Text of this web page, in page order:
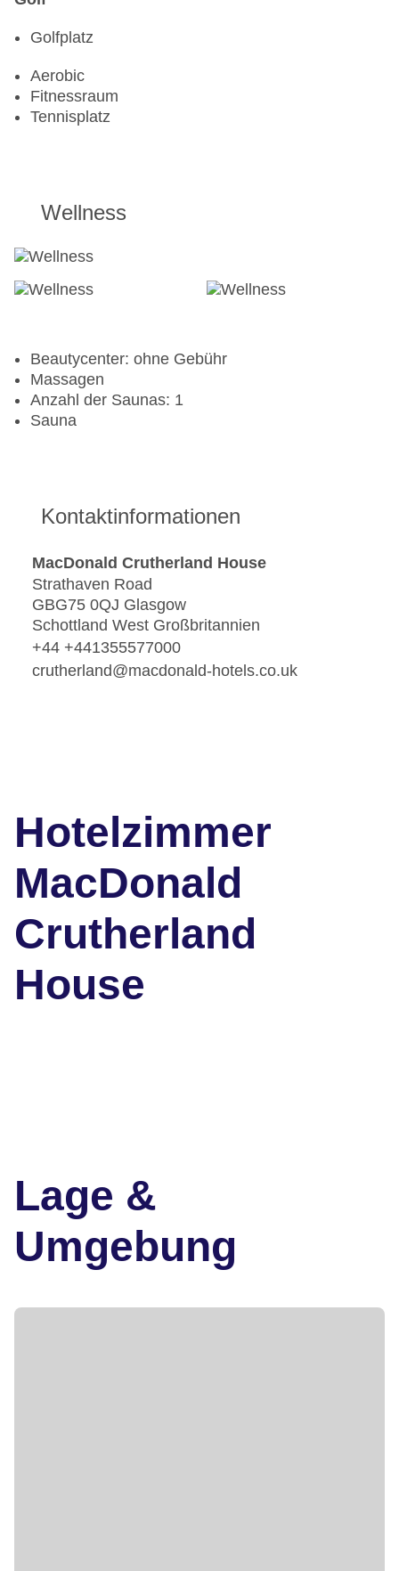
Golfplatz
Aerobic
Fitnessraum
Tennisplatz
Wellness
Beautycenter: ohne Gebühr
Massagen
Anzahl der Saunas: 1
Sauna
Kontaktinformationen
MacDonald Crutherland House
Strathaven Road
GBG75 0QJ Glasgow
Schottland West Großbritannien
+44 +441355577000
crutherland@macdonald-hotels.co.uk
Hotelzimmer
MacDonald
Crutherland
House
Lage &
Umgebung